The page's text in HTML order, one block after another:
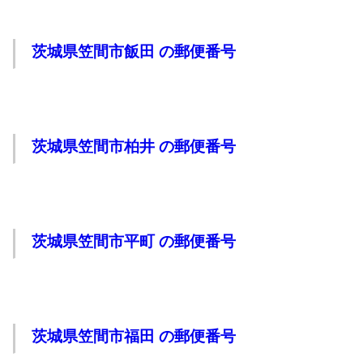
茨城県笠間市飯田 の郵便番号
茨城県笠間市柏井 の郵便番号
茨城県笠間市平町 の郵便番号
茨城県笠間市福田 の郵便番号